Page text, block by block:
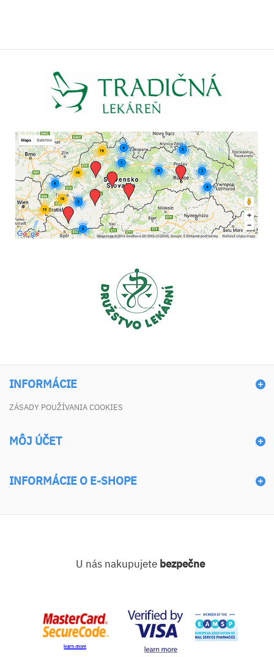
INFORMÁCIE
ZÁSADY POUŽÍVANIA COOKIES
MÔJ ÚČET
INFORMÁCIE O E-SHOPE
U nás nakupujete bezpečne